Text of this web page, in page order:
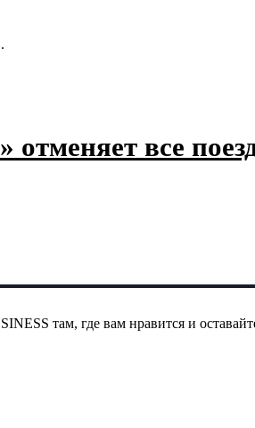
отменяет все
там, где вам нравится и